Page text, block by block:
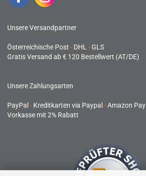
Unsere Versandpartner
Österreichische Post - DHL -GLS
Gratis Versand ab € 120 Bestellwert (AT/DE)
Unsere Zahlungsarten
PayPal - Kreditkarten via Paypal -Amazon Pay
Vorkasse mit 2% Rabatt